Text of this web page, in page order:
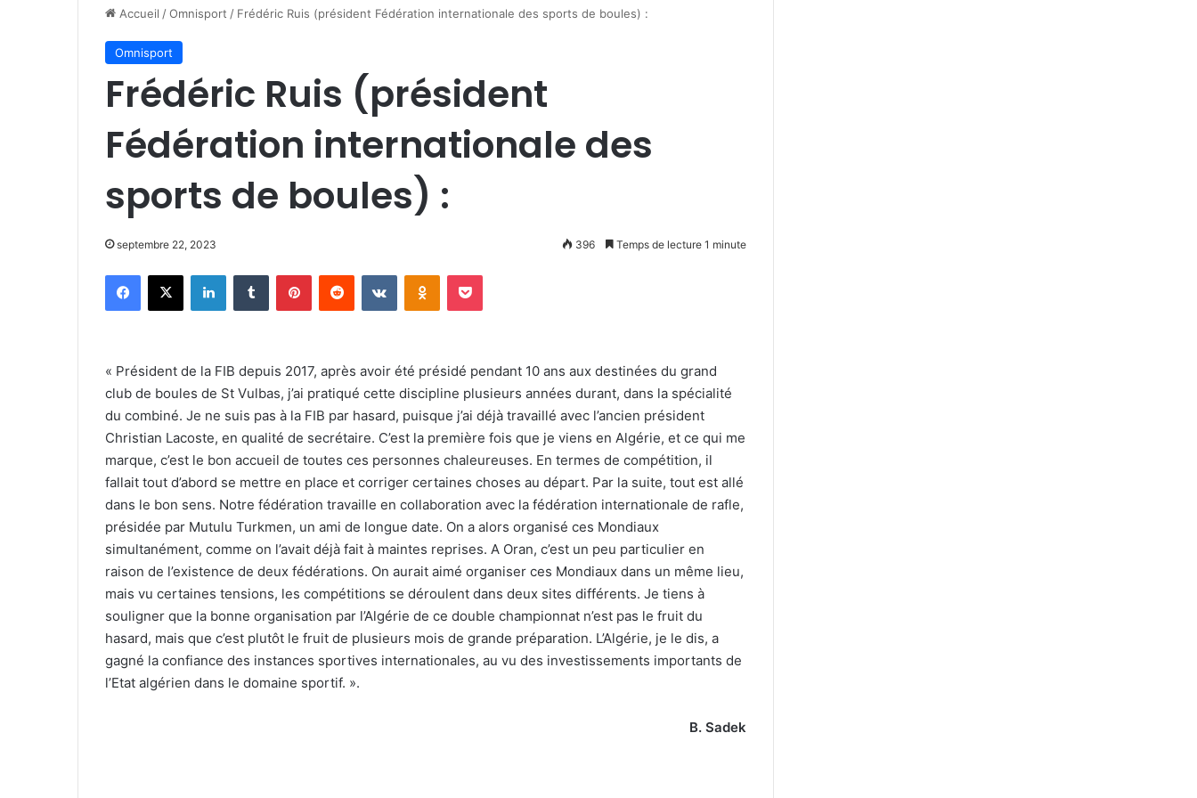
Accueil /Omnisport / Frédéric Ruis (président Fédération internationale des sports de boules) :
Omnisport
Frédéric Ruis (président
Fédération internationale des
sports de boules) :
septembre 22, 2023 396 Temps de lecture 1 minute
Facebook
X LinkedinTumblr PinterestReddit VKontakteOdnoklassniki
Pocket
« Président de la FIB depuis 2017, après avoir été présidé pendant 10 ans aux destinées du grand
club de boules de St Vulbas, j’ai pratiqué cette discipline plusieurs années durant, dans la spécialité
du combiné. Je ne suis pas à la FIB par hasard, puisque j’ai déjà travaillé avec l’ancien président
Christian Lacoste, en qualité de secrétaire. C’est la première fois que je viens en Algérie, et ce qui me
marque, c’est le bon accueil de toutes ces personnes chaleureuses. En termes de compétition, il
fallait tout d’abord se mettre en place et corriger certaines choses au départ. Par la suite, tout est allé
dans le bon sens. Notre fédération travaille en collaboration avec la fédération internationale de rafle,
présidée par Mutulu Turkmen, un ami de longue date. On a alors organisé ces Mondiaux
simultanément, comme on l’avait déjà fait à maintes reprises. A Oran, c’est un peu particulier en
raison de l’existence de deux fédérations. On aurait aimé organiser ces Mondiaux dans un même lieu,
mais vu certaines tensions, les compétitions se déroulent dans deux sites différents. Je tiens à
souligner que la bonne organisation par l’Algérie de ce double championnat n’est pas le fruit du
hasard, mais que c’est plutôt le fruit de plusieurs mois de grande préparation. L’Algérie, je le dis, a
gagné la confiance des instances sportives internationales, au vu des investissements importants de
l’Etat algérien dans le domaine sportif. ».
B. Sadek